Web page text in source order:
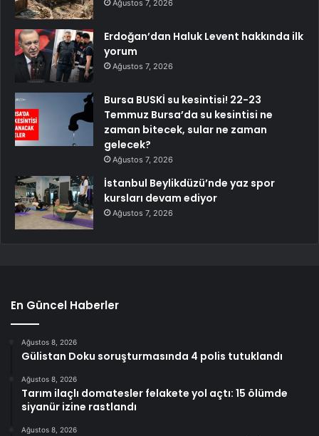
Ağustos 7, 2026
Erdoğan’dan Haluk Levent hakkında ilk
yorum
Ağustos 7, 2026
Bursa BUSKİ su kesintisi! 22-23
Temmuz Bursa’da su kesintisi ne
zaman bitecek, sular ne zaman
gelecek?
Ağustos 7, 2026
İstanbul Beylikdüzü’nde yaz spor
kursları devam ediyor
Ağustos 7, 2026
En Güncel Haberler
Ağustos 8, 2026
Gülistan Doku soruşturmasında 4 polis tutuklandı
Ağustos 8, 2026
Tarım ilaçlı domatesler felakete yol açtı: 15 ölümde
siyanür izine rastlandı
Ağustos 8, 2026